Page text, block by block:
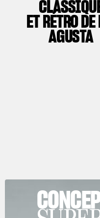
ET RÉTRO
AGUSTA